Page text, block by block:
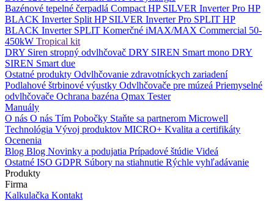
Bazénové tepelné čerpadlá Compact HP SILVER Inverter Pro HP
BLACK Inverter Split HP SILVER Inverter Pro SPLIT HP
BLACK Inverter SPLIT Komerčné iMAX/MAX Commercial 50-
450kW Tropical kit
DRY Siren stropný odvlhčovač DRY SIREN Smart mono DRY
SIREN Smart due
Ostatné produkty Odvlhčovanie zdravotníckych zariadení
Podlahové štrbinové výustky Odvlhčovače pre múzeá Priemyselné
odvlhčovače Ochrana bazéna Qmax Tester
Manuály
O nás O nás Tím Pobočky Staňte sa partnerom Microwell
Technológia Vývoj produktov MICRO+ Kvalita a certifikáty
Ocenenia
Blog Blog Novinky a podujatia Prípadové štúdie Videá
Ostatné ISO GDPR Súbory na stiahnutie Rýchle vyhľadávanie
Produkty
Firma
Kalkulačka Kontakt